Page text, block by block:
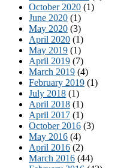
October 2020 (1)
June 2020 (1)
May 2020 (3)
April 2020 (1)
May 2019 (1)
April 2019 (7)
March 2019 (4)
February 2019 (1)
July 2018 (1)
April 2018 (1)
April 2017 (1)
October 2016 (3)
May 2016 (4)
April 2016 (2)
March 2016 (44)